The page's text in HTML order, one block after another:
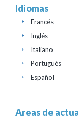
Idiomas
Francés
+
Inglés
+
Italiano
+
Portugués
+
Español
+
Areas de